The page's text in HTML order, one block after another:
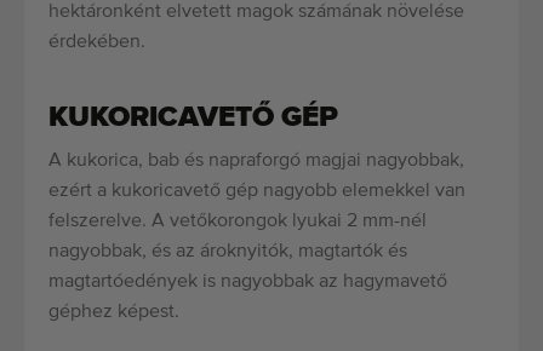
hektáronként elvetett magok számának növelése
érdekében.
KUKORICAVETŐ GÉP
A kukorica, bab és napraforgó magjai nagyobbak,
ezért a kukoricavető gép nagyobb elemekkel van
felszerelve. A vetőkorongok lyukai 2 mm-nél
nagyobbak, és az ároknyitók, magtartók és
magtartóedények is nagyobbak az hagymavető
géphez képest.